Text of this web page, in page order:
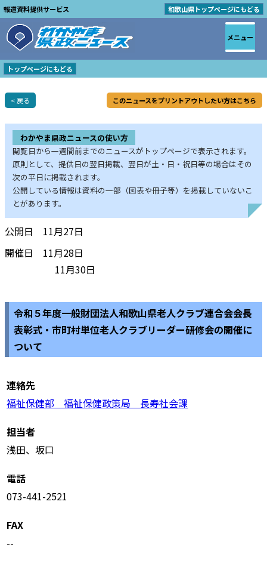
報道資料提供サービス 和歌山県トップページにもどる
トップページにもどる
< 戻る このニュースをプリントアウトしたい方はこちら
わかやま県政ニュースの使い方
閲覧日から一週間前までのニュースがトップページで表示されます。
原則として、提供日の翌日掲載、翌日が土・日・祝日等の場合はその
次の平日に掲載されます。
公開している情報は資料の一部（図表や冊子等）を掲載していないこ
とがあります。
公開日 11月27日
開催日 11月28日
11月30日
令和５年度一般財団法人和歌山県老人クラブ連合会会長
表彰式・市町村単位老人クラブリーダー研修会の開催に
ついて
連絡先
福祉保健部 福祉保健政策局 長寿社会課
担当者
浅田、坂口
電話
073-441-2521
FAX
--
メニュー